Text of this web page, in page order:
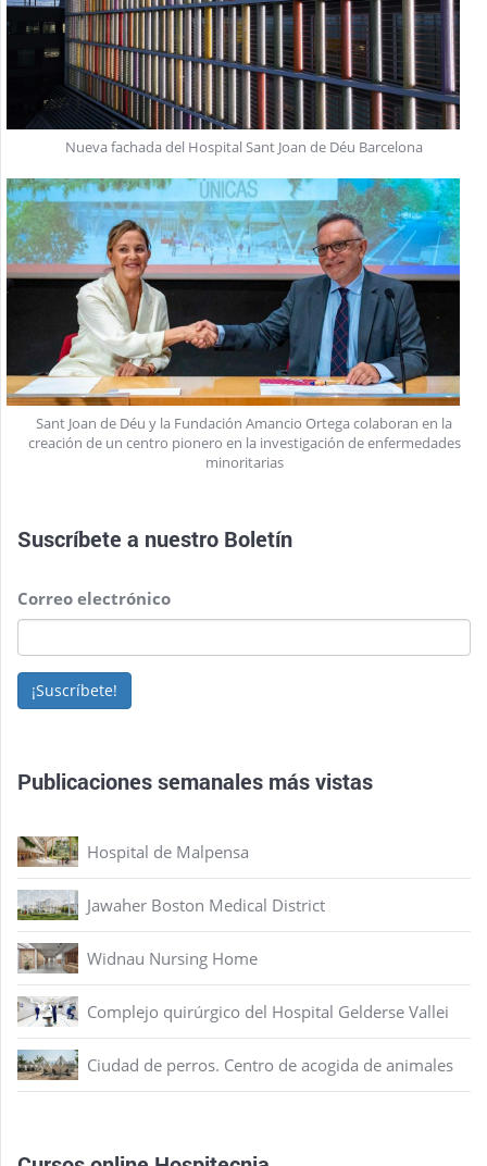
Nueva fachada del Hospital Sant Joan de Déu Barcelona
Sant Joan de Déu y la Fundación Amancio Ortega colaboran en la
creación de un centro pionero en la investigación de enfermedades
minoritarias
Suscríbete a nuestro Boletín
Correo electrónico
¡Suscríbete!
Publicaciones semanales más vistas
Hospital de Malpensa
Jawaher Boston Medical District
Widnau Nursing Home
Complejo quirúrgico del Hospital Gelderse Vallei
Ciudad de perros. Centro de acogida de animales